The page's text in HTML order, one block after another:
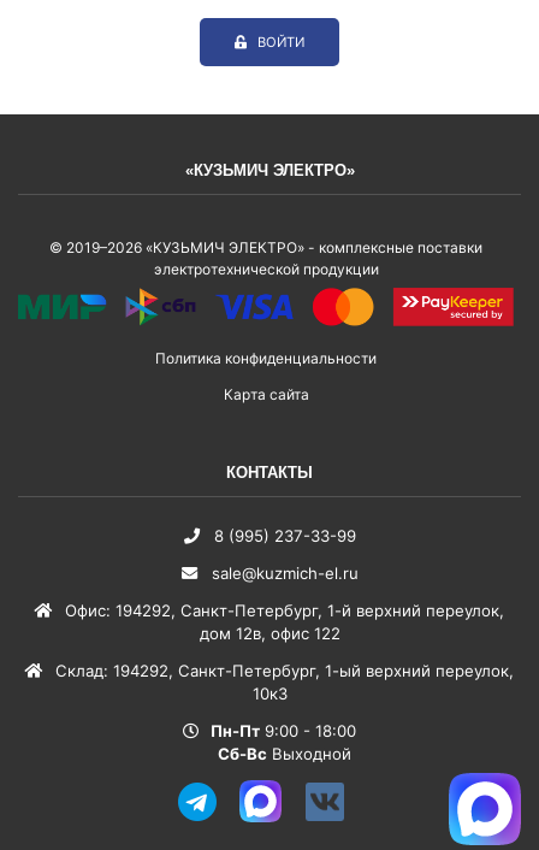
ВОЙТИ
«КУЗЬМИЧ ЭЛЕКТРО»
© 2019–2026 «КУЗЬМИЧ ЭЛЕКТРО» - комплексные поставки
электротехнической продукции
Политика конфиденциальности
Карта сайта
КОНТАКТЫ
8 (995) 237-33-99
sale@kuzmich-el.ru
Офис: 194292, Санкт-Петербург, 1-й верхний переулок,
дом 12в, офис 122
Склад: 194292, Санкт-Петербург, 1-ый верхний переулок,
10к3
Пн-Пт 9:00 - 18:00
Сб-Вс Выходной